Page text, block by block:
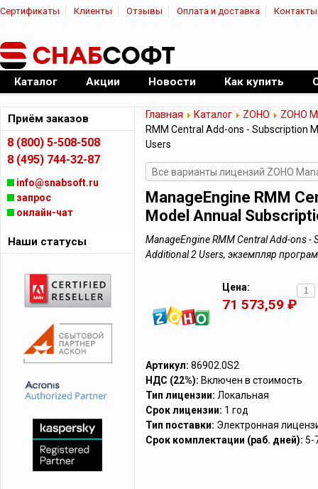
Сертификаты Клиенты Отзывы Оплата и доставка Контакты
Официальный дилер ПО
Каталог Акции Новости Как купить
Главная Каталог ZOHO
ZOHO
RMM Central Add-ons - Subscription
Users
Все варианты лицензий ZOHO
ManageEngine RMM
Model Annual
ManageEngine RMM Central Add-ons
Additional 2 Users, экземпляр
Цена:
71 573,59 ₽
Артикул: 86902.0S2
НДС (22%): Включен в стоимость
Тип лицензии: Локальная
Срок лицензии: 1 год
Тип поставки: Электронная
Срок комплектации (раб. дней): 5-
Приём заказов
8 (800) 5-508-508
8 (495) 744-32-87
info@snabsoft.ru
запрос
онлайн-чат
Наши статусы